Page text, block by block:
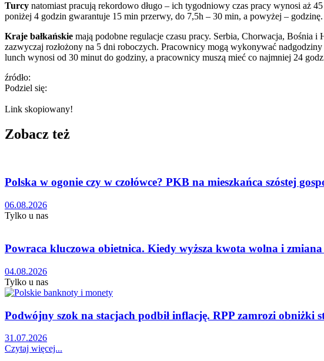
Turcy natomiast pracują rekordowo długo – ich tygodniowy czas pracy wynosi aż
poniżej 4 godzin gwarantuje 15 min przerwy, do 7,5h – 30 min, a powyżej –
Kraje bałkańskie mają podobne regulacje czasu pracy. Serbia, Chorwacja, Bośnia
zazwyczaj rozłożony na 5 dni roboczych. Pracownicy mogą wykonywać
lunch wynosi od 30 minut do godziny, a pracownicy muszą mieć co najmniej 24
źródło:
Podziel się:
Link skopiowany!
Zobacz też
Polska w ogonie czy w czołówce? PKB na mieszkańca szóstej
06.08.2026
Tylko u nas
Powraca kluczowa obietnica. Kiedy wyższa kwota wolna i
04.08.2026
Tylko u nas
Podwójny szok na stacjach podbił inflację. RPP zamrozi obniżki
31.07.2026
Czytaj więcej...